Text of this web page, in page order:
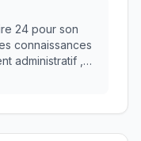
24 pour son
connaissances
administratif ,
son travail